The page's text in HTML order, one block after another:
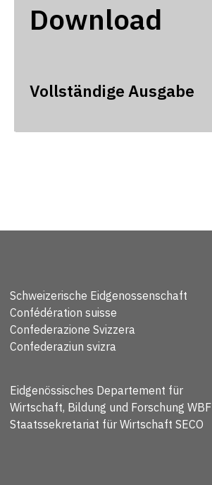
Download
Vollständige Ausgabe
Schweizerische Eidgenossenschaft
Confédération suisse
Confederazione Svizzera
Confederaziun svizra
Eidgenössisches Departement für
Wirtschaft, Bildung und Forschung WBF
Staatssekretariat für Wirtschaft SECO